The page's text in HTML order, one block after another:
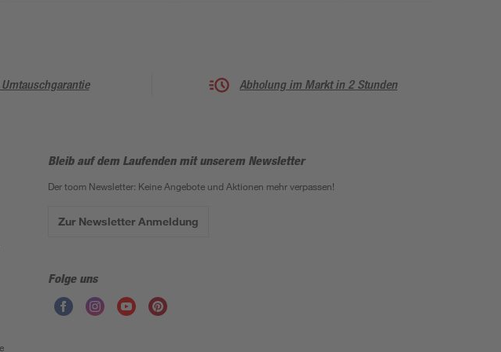
Abholung im Markt in 2 Stunden
Bleib auf dem Laufenden mit unserem Newsletter
Der toom Newsletter: Keine Angebote und Aktionen mehr verpassen!
Zur Newsletter Anmeldung
Folge uns